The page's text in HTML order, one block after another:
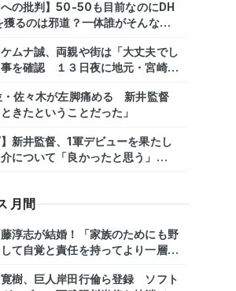
の批判】50-50も目前なのにDH
るのは邪道？一体誰がそんな事
】【池田親興】【高橋慶
東洋カープ】【プロ野球】
ケムナ誠、両親や街は「大丈夫でし
を確認 １３日夜に地元・宮崎県
・佐々木が左脚痛める 新井監督
ときたということだった」
】新井監督、1軍デビューを果たし
について「良かったと思う」
月間
淳志が結婚！「家族のためにも野
て自覚と責任を持ってより一層頑
樹、巨人岸田行倫ら登録 ソフト